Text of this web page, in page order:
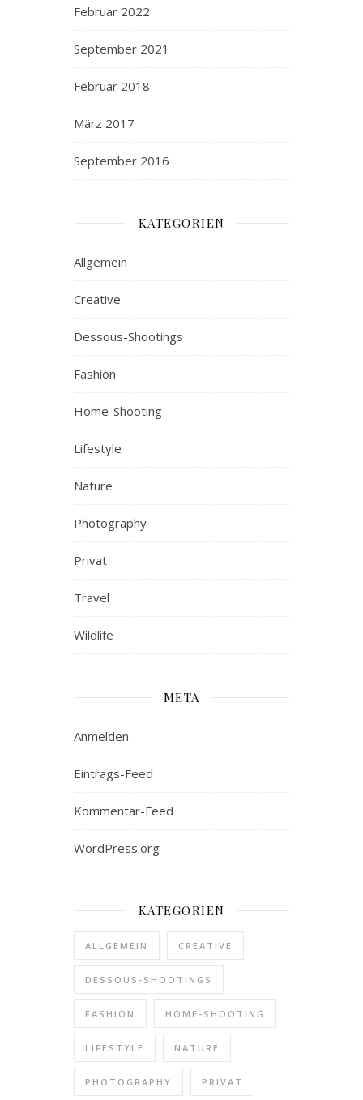
Februar 2022
September 2021
Februar 2018
März 2017
September 2016
KATEGORIEN
Allgemein
Creative
Dessous-Shootings
Fashion
Home-Shooting
Lifestyle
Nature
Photography
Privat
Travel
Wildlife
META
Anmelden
Eintrags-Feed
Kommentar-Feed
WordPress.org
KATEGORIEN
ALLGEMEIN CREATIVE
DESSOUS-SHOOTINGS
FASHION HOME-SHOOTING
LIFESTYLE NATURE
PHOTOGRAPHY PRIVAT